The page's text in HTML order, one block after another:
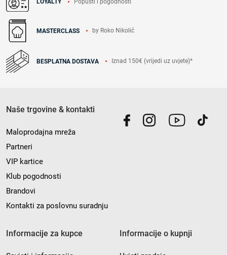
LOYALTY Popusti i pogodnosti
MASTERCLASS by Roko Nikolić
BESPLATNA DOSTAVA Iznad 150€ (vrijedi uz uvjete)*
Naše trgovine & kontakti
Maloprodajna mreža
Partneri
VIP kartice
Klub pogodnosti
Brandovi
Kontakti za poslovnu suradnju
Informacije za kupce Informacije o kupnji